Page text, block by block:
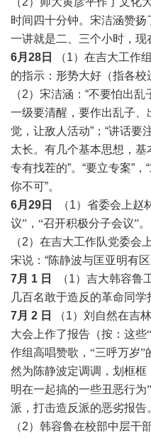
时间四十分钟。宋洁涵赞扬
一讲就是二、三个小时，现
6月28日
（1）在吉大工作
的指示：形势大好（指各校
（2）宋洁涵：“不要怕出
一级要清醒，要作出乱子、
觉，让敌人活动”；“讲话要
太长。有几个基本思想，基
专有找茬的”。“要立专案”
你不可”。
6月29日
（1） 省委会上赵
议”，“召开积极分子会议”。
（2）在吉大工作队党委会
宋说：“陈静波与匡亚明有区
7月 1 日
（1） 吉大韩容鲁
几百名敢于造反的革命同学
7月 2 日
（1）刘自然在吉
大会上作了报告（按： 这些
作组高唱赞歌，“三呼万岁”
然为陈静波定调调，划框框
明在一起搞的一些丑恶行为
派，打击造反派的恶劣报告
（2）韩容鲁在校部中层干